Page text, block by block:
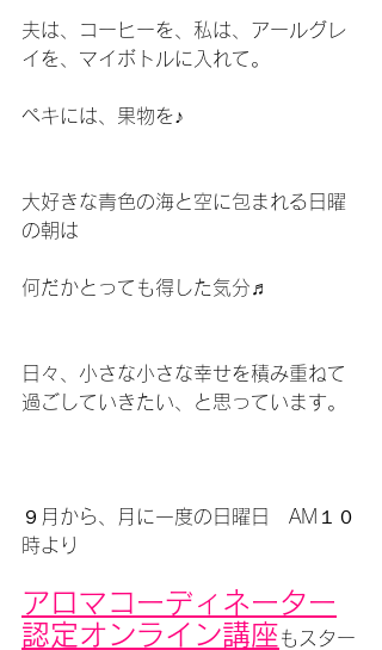
夫は、コーヒーを、私は、アールグレ
イを、マイボトルに入れて。
ぺキには、果物を♪
大好きな青色の海と空に包まれる日曜
の朝は
何だかとっても得した気分♬
日々、小さな小さな幸せを積み重ねて
過ごしていきたい、と思っています。
９月から、月に一度の日曜日　AM１０
時より
アロマコーディネーター
認定オンライン講座もスター